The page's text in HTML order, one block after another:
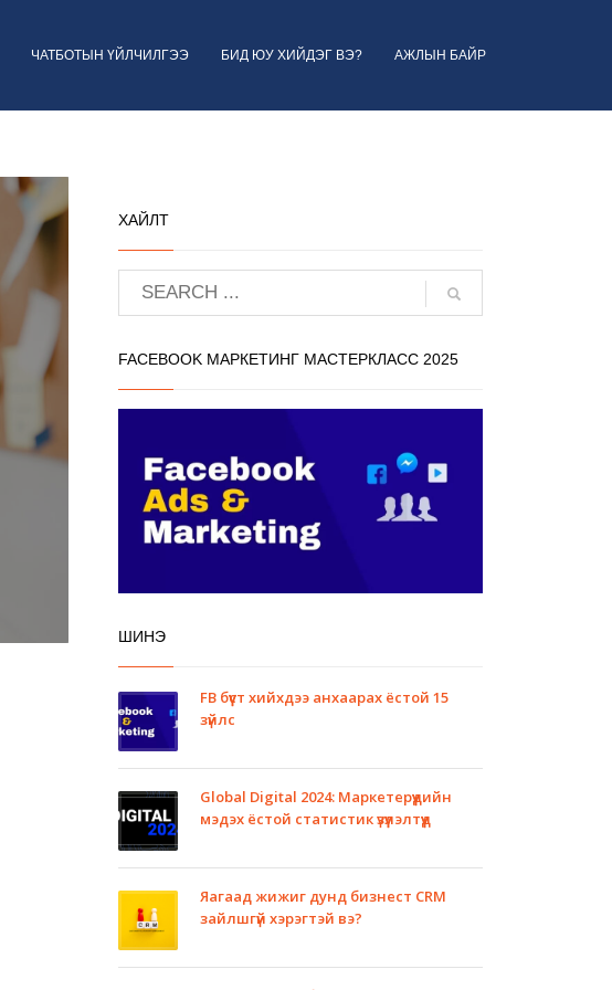
ЧАТБОТЫН ҮЙЛЧИЛГЭЭ БИД ЮУ ХИЙДЭГ ВЭ? АЖЛЫН БАЙР
ХАЙЛТ
FACEBOOK МАРКЕТИНГ МАСТЕРКЛАСС 2025
ШИНЭ
FB бүүст хийхдээ анхаарах ёстой 15
зүйлс
Global Digital 2024: Маркетерүүдийн
мэдэх ёстой статистик үзүүлэлтүүд
Яагаад жижиг дунд бизнест CRM
зайлшгүй хэрэгтэй вэ?